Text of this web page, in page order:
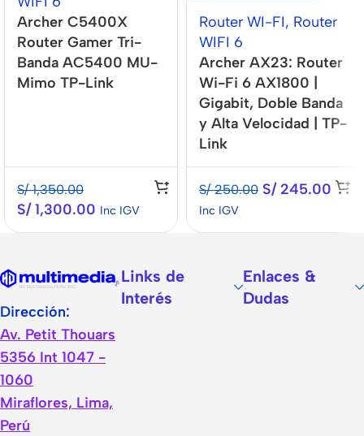
Archer C5400X
Router Gamer Tri-
Banda AC5400 MU-
Mimo TP-Link
S/1,350.00
S/1,300.00 Inc IGV
Router WI-FI, Router
WIFI 6
Archer AX23: Router
Wi-Fi 6 AX1800 |
Gigabit, Doble Banda
y Alta Velocidad | TP-
Link
S/250.00 S/245.00
Inc IGV
Dirección:
Av. Petit Thouars
5356 Int 1047 -
1060
Miraflores, Lima,
Perú
Links de
Interés
Enlaces &
Dudas